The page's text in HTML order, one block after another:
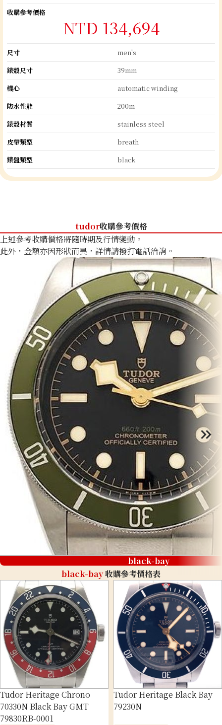
收購參考價格
NTD 134,694
尺寸
men's
錶殼尺寸
39mm
機心
automatic winding
防水性能
200m
錶殼材質
stainless steel
皮帶類型
breath
錶盤類型
black
tudor收購參考價格
上述參考收購價格將隨時期及行情變動。
此外，金額亦因形狀而異，詳情請撥打電話洽詢。
black-bay
black-bay收購參考價格表
Tudor Heritage Chrono
70330N Black Bay GMT
79830RB-0001
Tudor Heritage Black Bay
79230N